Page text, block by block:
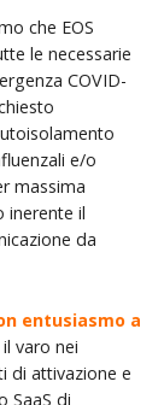
che EOS
le necessarie
COVID-
e/o
massima
inerente il
da
entusiasmo a
varo nei
di attivazione e
SaaS di